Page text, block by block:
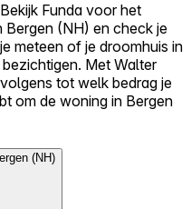
Funda voor het
Bergen (NH) en check je
meteen of je droomhuis in
Met Walter
tot welk bedrag je
om de woning in Bergen
(NH)